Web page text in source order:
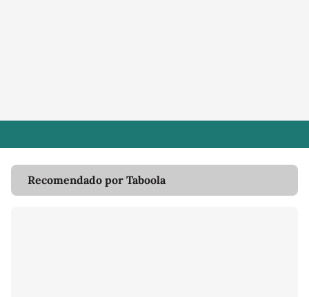
Recomendado por Taboola